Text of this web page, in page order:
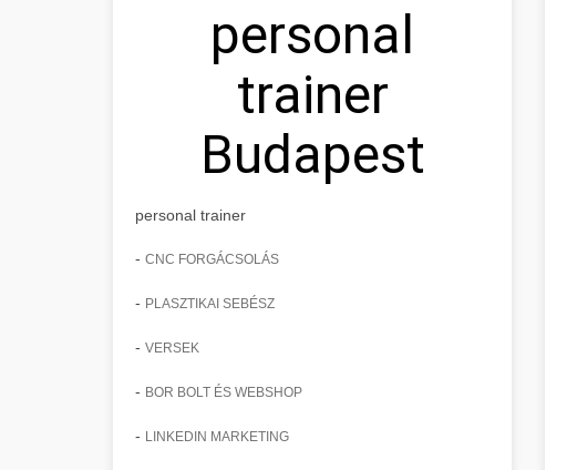
personal
trainer
Budapest
personal trainer
- CNC FORGÁCSOLÁS
- PLASZTIKAI SEBÉSZ
- VERSEK
- BOR BOLT ÉS WEBSHOP
- LINKEDIN MARKETING